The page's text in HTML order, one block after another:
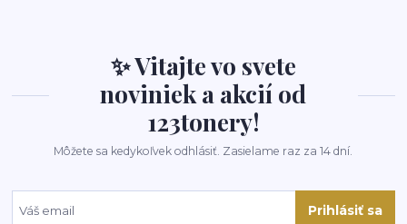
✨ Vitajte vo svete
noviniek a akcií od
123tonery!
Môžete sa kedykoľvek odhlásiť. Zasielame raz za 14 dní.
Prihlásiť sa